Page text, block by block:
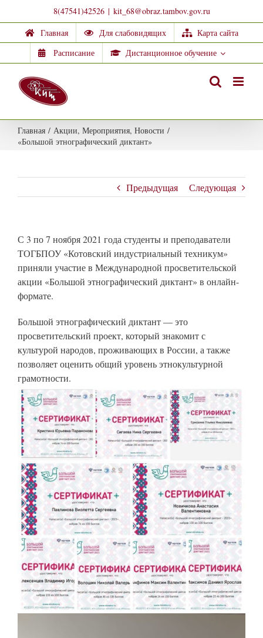
to
content
8(47541)42526 | kit_68@obraz.tambov.gov.ru
Главная
Для слабовидящих
Карта сайта
Расписание
Дистанционное обучение
Главная / Акции, Мероприятия, Новости /
«Большой этнографический диктант»
Предыдущая Следующая
С 3 по 7 ноября 2021 года студенты и преподаватели
ТОГБПОУ «Котовский индустриальный техникум»
приняли участие в Международной просветительской
акции «Большой этнографический диктант» в онлайн-
формате.
Большой этнографический диктант — это
просветительский проект, который знакомит с
культурой народов, проживающих в России, а также
позволяет оценить общий уровень этнокультурной
грамотности.